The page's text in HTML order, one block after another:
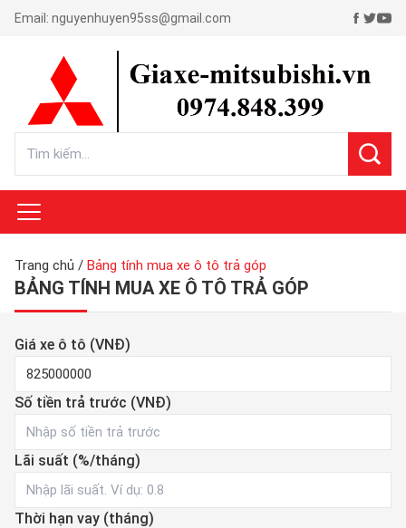
Email: nguyenhuyen95ss@gmail.com
Trang chủ / Bảng tính mua xe ô tô trả góp
BẢNG TÍNH MUA XE Ô TÔ TRẢ GÓP
Giá xe ô tô (VNĐ)
Số tiền trả trước (VNĐ)
Lãi suất (%/tháng)
Thời hạn vay (tháng)